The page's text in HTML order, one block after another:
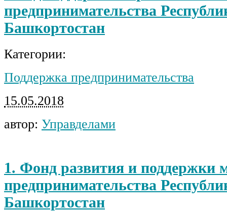
предпринимательства
Башкортостан
Категории:
Поддержка предпринимательства
15.05.2018
автор: Управделами
1. Фонд развития и поддержки
предпринимательства
Башкортостан